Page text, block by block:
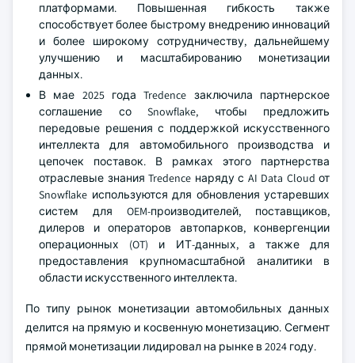
платформами. Повышенная гибкость также
способствует более быстрому внедрению инноваций
и более широкому сотрудничеству, дальнейшему
улучшению и масштабированию монетизации
данных.
В мае 2025 года Tredence заключила партнерское
соглашение со Snowflake, чтобы предложить
передовые решения с поддержкой искусственного
интеллекта для автомобильного производства и
цепочек поставок. В рамках этого партнерства
отраслевые знания Tredence наряду с AI Data Cloud от
Snowflake используются для обновления устаревших
систем для OEM-производителей, поставщиков,
дилеров и операторов автопарков, конвергенции
операционных (OT) и ИТ-данных, а также для
предоставления крупномасштабной аналитики в
области искусственного интеллекта.
По типу рынок монетизации автомобильных данных
делится на прямую и косвенную монетизацию. Сегмент
прямой монетизации лидировал на рынке в 2024 году.